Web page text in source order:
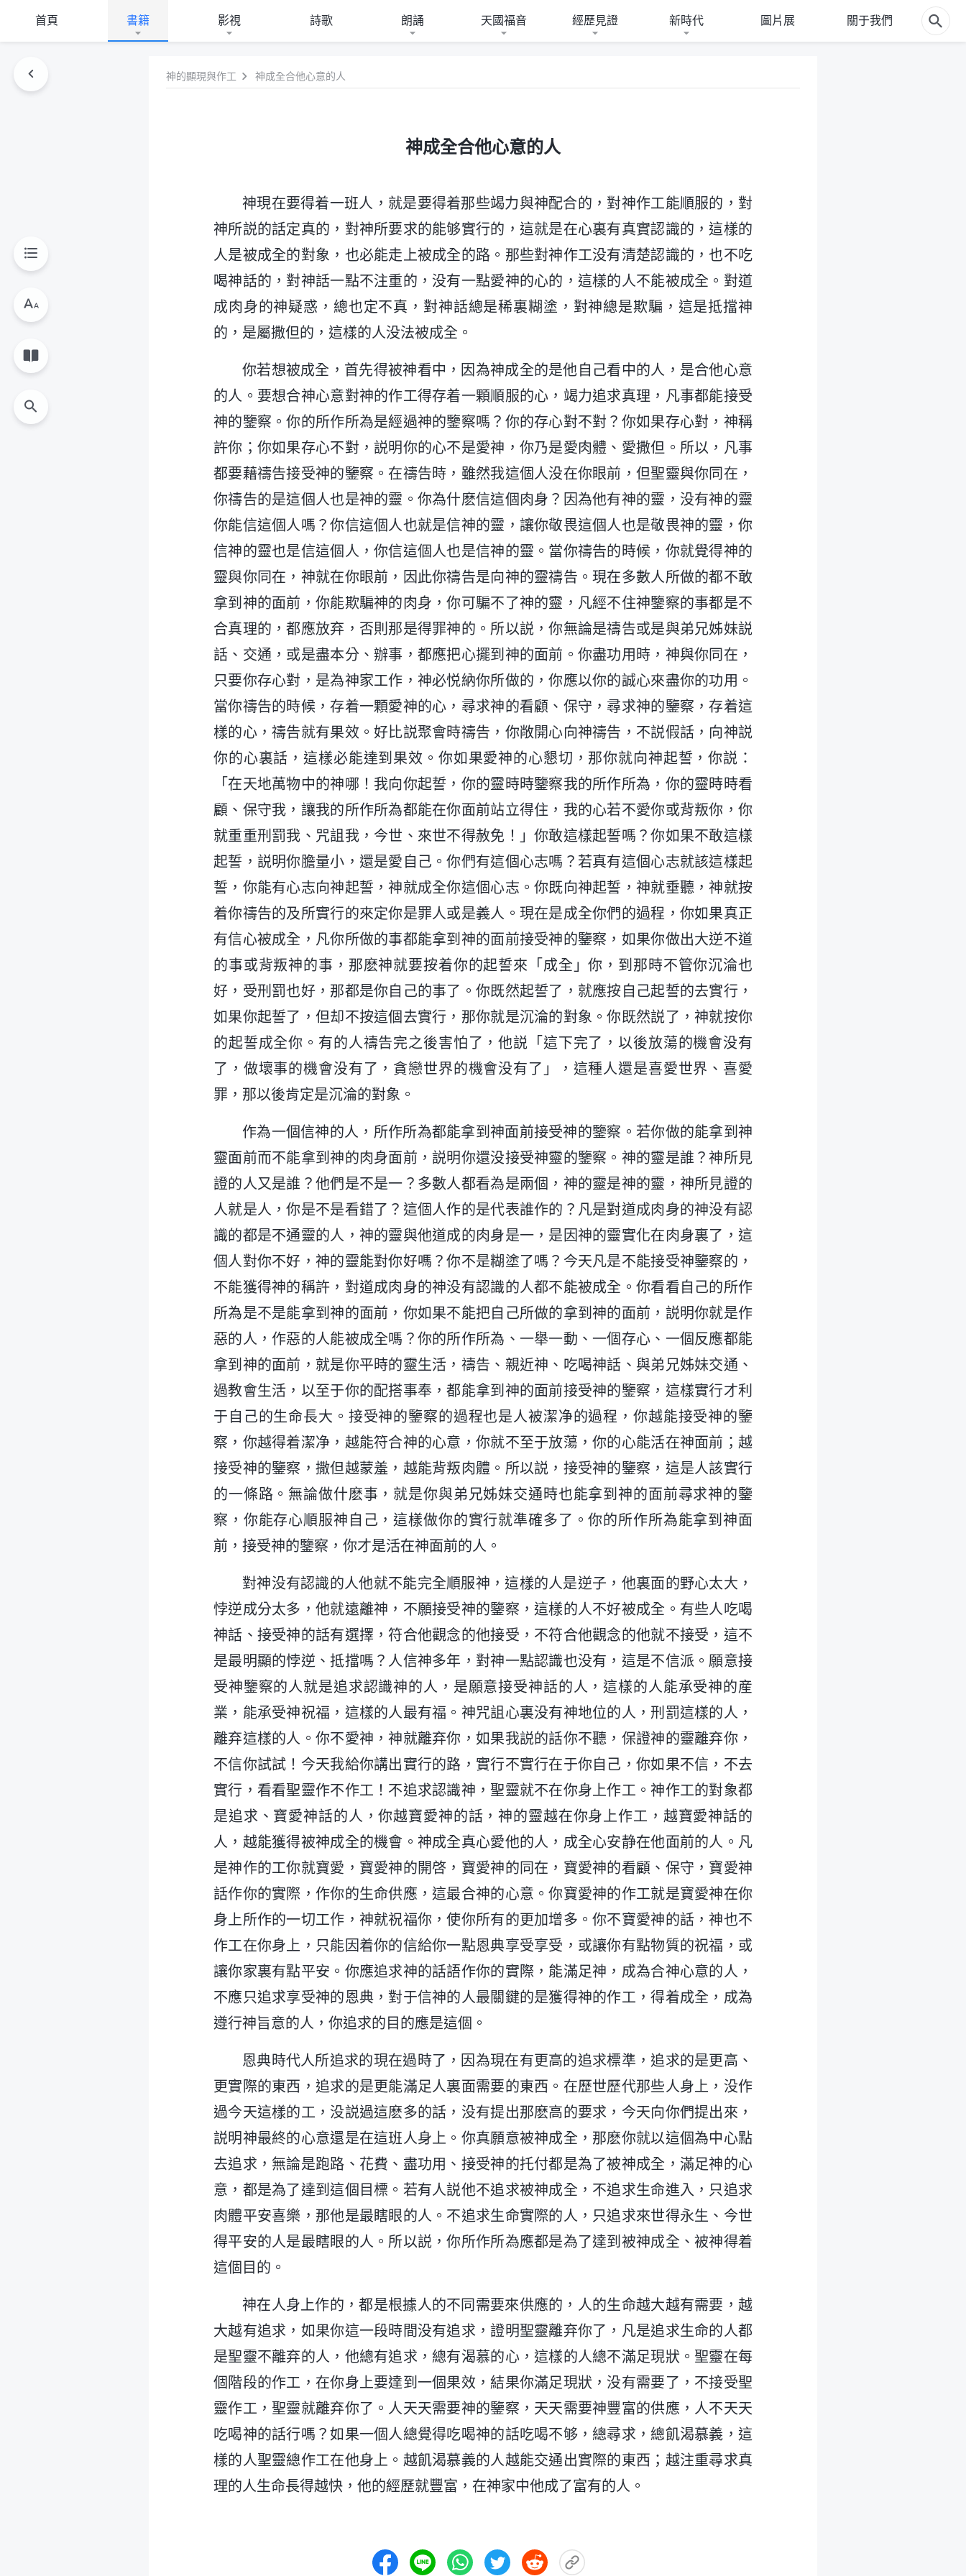
首頁 書籍 影視 詩歌 朗誦 天國福音 經歷見證 新時代 圖片展 關于我們
神的顯現與作工 神成全合他心意的人
神成全合他心意的人
神現在要得着一班人，就是要得着那些竭力與神配合的，對神作工能順服的，對
神所説的話定真的，對神所要求的能够實行的，這就是在心裏有真實認識的，這樣的
人是被成全的對象，也必能走上被成全的路。那些對神作工没有清楚認識的，也不吃
喝神話的，對神話一點不注重的，没有一點愛神的心的，這樣的人不能被成全。對道
成肉身的神疑惑，總也定不真，對神話總是稀裏糊塗，對神總是欺騙，這是抵擋神
的，是屬撒但的，這樣的人没法被成全。
你若想被成全，首先得被神看中，因為神成全的是他自己看中的人，是合他心意
的人。要想合神心意對神的作工得存着一顆順服的心，竭力追求真理，凡事都能接受
神的鑒察。你的所作所為是經過神的鑒察嗎？你的存心對不對？你如果存心對，神稱
許你；你如果存心不對，説明你的心不是愛神，你乃是愛肉體、愛撒但。所以，凡事
都要藉禱告接受神的鑒察。在禱告時，雖然我這個人没在你眼前，但聖靈與你同在，
你禱告的是這個人也是神的靈。你為什麽信這個肉身？因為他有神的靈，没有神的靈
你能信這個人嗎？你信這個人也就是信神的靈，讓你敬畏這個人也是敬畏神的靈，你
信神的靈也是信這個人，你信這個人也是信神的靈。當你禱告的時候，你就覺得神的
靈與你同在，神就在你眼前，因此你禱告是向神的靈禱告。現在多數人所做的都不敢
拿到神的面前，你能欺騙神的肉身，你可騙不了神的靈，凡經不住神鑒察的事都是不
合真理的，都應放弃，否則那是得罪神的。所以説，你無論是禱告或是與弟兄姊妹説
話、交通，或是盡本分、辦事，都應把心擺到神的面前。你盡功用時，神與你同在，
只要你存心對，是為神家工作，神必悦納你所做的，你應以你的誠心來盡你的功用。
當你禱告的時候，存着一顆愛神的心，尋求神的看顧、保守，尋求神的鑒察，存着這
樣的心，禱告就有果效。好比説聚會時禱告，你敞開心向神禱告，不説假話，向神説
你的心裏話，這樣必能達到果效。你如果愛神的心懇切，那你就向神起誓，你説：
「在天地萬物中的神哪！我向你起誓，你的靈時時鑒察我的所作所為，你的靈時時看
顧、保守我，讓我的所作所為都能在你面前站立得住，我的心若不愛你或背叛你，你
就重重刑罰我、咒詛我，今世、來世不得赦免！」你敢這樣起誓嗎？你如果不敢這樣
起誓，説明你膽量小，還是愛自己。你們有這個心志嗎？若真有這個心志就該這樣起
誓，你能有心志向神起誓，神就成全你這個心志。你既向神起誓，神就垂聽，神就按
着你禱告的及所實行的來定你是罪人或是義人。現在是成全你們的過程，你如果真正
有信心被成全，凡你所做的事都能拿到神的面前接受神的鑒察，如果你做出大逆不道
的事或背叛神的事，那麽神就要按着你的起誓來「成全」你，到那時不管你沉淪也
好，受刑罰也好，那都是你自己的事了。你既然起誓了，就應按自己起誓的去實行，
如果你起誓了，但却不按這個去實行，那你就是沉淪的對象。你既然説了，神就按你
的起誓成全你。有的人禱告完之後害怕了，他説「這下完了，以後放蕩的機會没有
了，做壞事的機會没有了，貪戀世界的機會没有了」，這種人還是喜愛世界、喜愛
罪，那以後肯定是沉淪的對象。
作為一個信神的人，所作所為都能拿到神面前接受神的鑒察。若你做的能拿到神
靈面前而不能拿到神的肉身面前，説明你還没接受神靈的鑒察。神的靈是誰？神所見
證的人又是誰？他們是不是一？多數人都看為是兩個，神的靈是神的靈，神所見證的
人就是人，你是不是看錯了？這個人作的是代表誰作的？凡是對道成肉身的神没有認
識的都是不通靈的人，神的靈與他道成的肉身是一，是因神的靈實化在肉身裏了，這
個人對你不好，神的靈能對你好嗎？你不是糊塗了嗎？今天凡是不能接受神鑒察的，
不能獲得神的稱許，對道成肉身的神没有認識的人都不能被成全。你看看自己的所作
所為是不是能拿到神的面前，你如果不能把自己所做的拿到神的面前，説明你就是作
惡的人，作惡的人能被成全嗎？你的所作所為、一舉一動、一個存心、一個反應都能
拿到神的面前，就是你平時的靈生活，禱告、親近神、吃喝神話、與弟兄姊妹交通、
過教會生活，以至于你的配搭事奉，都能拿到神的面前接受神的鑒察，這樣實行才利
于自己的生命長大。接受神的鑒察的過程也是人被潔净的過程，你越能接受神的鑒
察，你越得着潔净，越能符合神的心意，你就不至于放蕩，你的心能活在神面前；越
接受神的鑒察，撒但越蒙羞，越能背叛肉體。所以説，接受神的鑒察，這是人該實行
的一條路。無論做什麽事，就是你與弟兄姊妹交通時也能拿到神的面前尋求神的鑒
察，你能存心順服神自己，這樣做你的實行就準確多了。你的所作所為能拿到神面
前，接受神的鑒察，你才是活在神面前的人。
對神没有認識的人他就不能完全順服神，這樣的人是逆子，他裏面的野心太大，
悖逆成分太多，他就遠離神，不願接受神的鑒察，這樣的人不好被成全。有些人吃喝
神話、接受神的話有選擇，符合他觀念的他接受，不符合他觀念的他就不接受，這不
是最明顯的悖逆、抵擋嗎？人信神多年，對神一點認識也没有，這是不信派。願意接
受神鑒察的人就是追求認識神的人，是願意接受神話的人，這樣的人能承受神的産
業，能承受神祝福，這樣的人最有福。神咒詛心裏没有神地位的人，刑罰這樣的人，
離弃這樣的人。你不愛神，神就離弃你，如果我説的話你不聽，保證神的靈離弃你，
不信你試試！今天我給你講出實行的路，實行不實行在于你自己，你如果不信，不去
實行，看看聖靈作不作工！不追求認識神，聖靈就不在你身上作工。神作工的對象都
是追求、寶愛神話的人，你越寶愛神的話，神的靈越在你身上作工，越寶愛神話的
人，越能獲得被神成全的機會。神成全真心愛他的人，成全心安静在他面前的人。凡
是神作的工你就寶愛，寶愛神的開啓，寶愛神的同在，寶愛神的看顧、保守，寶愛神
話作你的實際，作你的生命供應，這最合神的心意。你寶愛神的作工就是寶愛神在你
身上所作的一切工作，神就祝福你，使你所有的更加增多。你不寶愛神的話，神也不
作工在你身上，只能因着你的信給你一點恩典享受享受，或讓你有點物質的祝福，或
讓你家裏有點平安。你應追求神的話語作你的實際，能滿足神，成為合神心意的人，
不應只追求享受神的恩典，對于信神的人最關鍵的是獲得神的作工，得着成全，成為
遵行神旨意的人，你追求的目的應是這個。
恩典時代人所追求的現在過時了，因為現在有更高的追求標準，追求的是更高、
更實際的東西，追求的是更能滿足人裏面需要的東西。在歷世歷代那些人身上，没作
過今天這樣的工，没説過這麽多的話，没有提出那麽高的要求，今天向你們提出來，
説明神最終的心意還是在這班人身上。你真願意被神成全，那麽你就以這個為中心點
去追求，無論是跑路、花費、盡功用、接受神的托付都是為了被神成全，滿足神的心
意，都是為了達到這個目標。若有人説他不追求被神成全，不追求生命進入，只追求
肉體平安喜樂，那他是最瞎眼的人。不追求生命實際的人，只追求來世得永生、今世
得平安的人是最瞎眼的人。所以説，你所作所為應都是為了達到被神成全、被神得着
這個目的。
神在人身上作的，都是根據人的不同需要來供應的，人的生命越大越有需要，越
大越有追求，如果你這一段時間没有追求，證明聖靈離弃你了，凡是追求生命的人都
是聖靈不離弃的人，他總有追求，總有渴慕的心，這樣的人總不滿足現狀。聖靈在每
個階段的作工，在你身上要達到一個果效，結果你滿足現狀，没有需要了，不接受聖
靈作工，聖靈就離弃你了。人天天需要神的鑒察，天天需要神豐富的供應，人不天天
吃喝神的話行嗎？如果一個人總覺得吃喝神的話吃喝不够，總尋求，總飢渴慕義，這
樣的人聖靈總作工在他身上。越飢渴慕義的人越能交通出實際的東西；越注重尋求真
理的人生命長得越快，他的經歷就豐富，在神家中他成了富有的人。